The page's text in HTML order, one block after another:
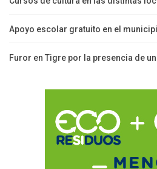
Apoyo escolar gratuito en el
Furor en Tigre por la presencia de